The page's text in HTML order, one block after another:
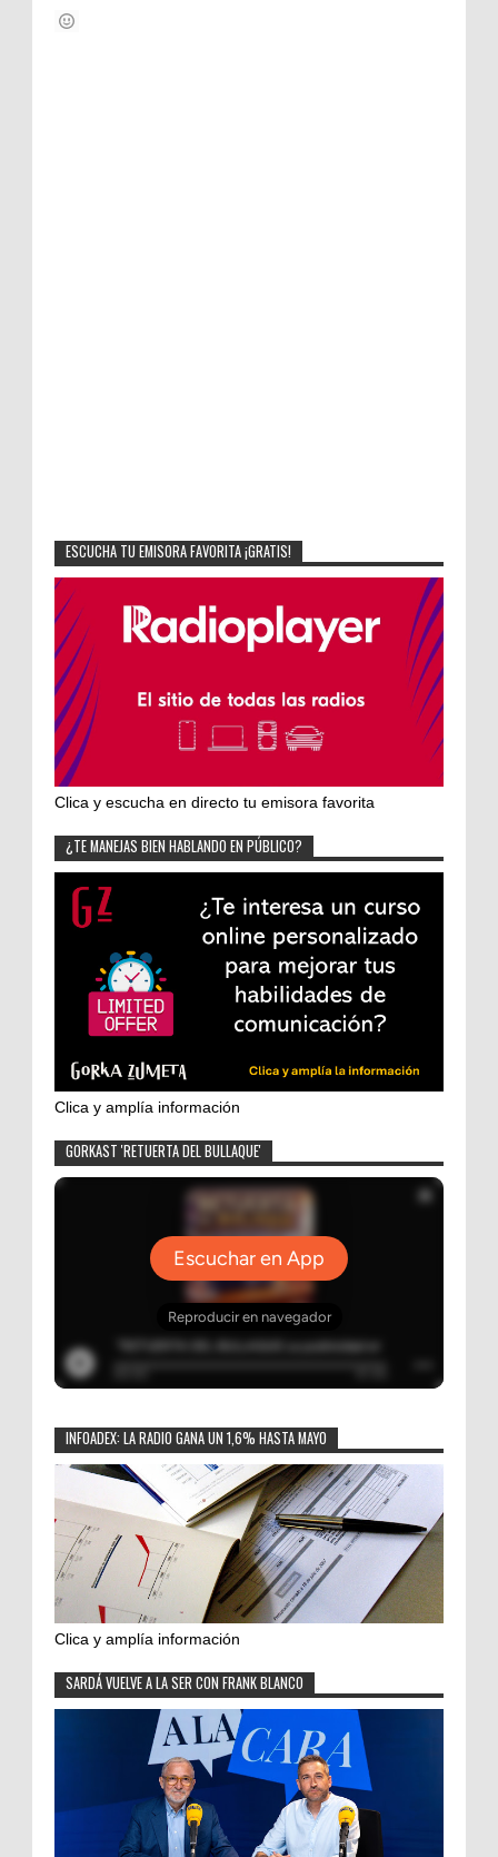
ESCUCHA TU EMISORA FAVORITA ¡GRATIS!
Clica y escucha en directo tu emisora favorita
¿TE MANEJAS BIEN HABLANDO EN PÚBLICO?
Clica y amplía información
GORKAST 'RETUERTA DEL BULLAQUE'
INFOADEX: LA RADIO GANA UN 1,6% HASTA MAYO
Clica y amplía información
SARDÁ VUELVE A LA SER CON FRANK BLANCO